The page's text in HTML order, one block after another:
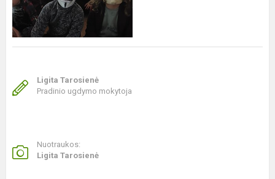
Ligita Tarosienė
Pradinio ugdymo mokytoja
Nuotraukos:
Ligita Tarosienė